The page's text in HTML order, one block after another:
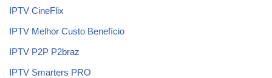
IPTV CineFlix
IPTV Melhor Custo Benefício
IPTV P2P P2braz
IPTV Smarters PRO